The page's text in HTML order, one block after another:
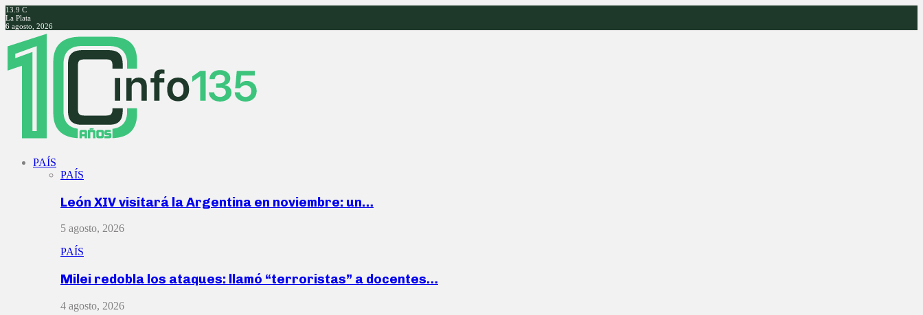
13.9 C
La Plata
6 agosto, 2026
Facebook
Twitter
Instagram
Youtube
PAÍS
PAÍS
León XIV visitará la Argentina en noviembre: un…
5 agosto, 2026
PAÍS
Milei redobla los ataques: llamó “terroristas” a docentes…
4 agosto, 2026